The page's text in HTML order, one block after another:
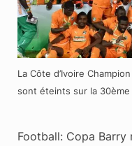
La Côte d’Ivoire
sont éteints sur la
Football: Copa